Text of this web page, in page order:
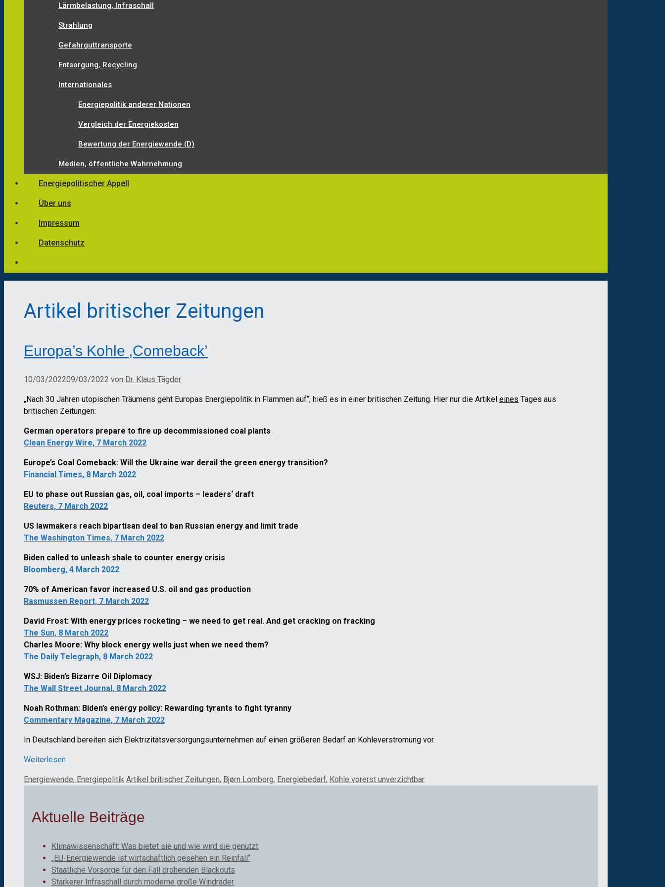
Lärmbelastung, Infraschall
Strahlung
Gefahrguttransporte
Entsorgung, Recycling
Internationales
Energiepolitik anderer Nationen
Vergleich der Energiekosten
Bewertung der Energiewende (D)
Medien, öffentliche Wahrnehmung
Energiepolitischer Appell
Über uns
Impressum
Datenschutz
Artikel britischer Zeitungen
Europa’s Kohle ‚Comeback’
10/03/202209/03/2022 von Dr. Klaus Tägder
„Nach 30 Jahren utopischen Träumens geht Europas Energiepolitik in Flammen auf“, hieß es in einer britischen Zeitung. Hier nur die Artikel eines Tages aus
britischen Zeitungen:
German operators prepare to fire up decommissioned coal plants
Clean Energy Wire, 7 March 2022
Europe’s Coal Comeback: Will the Ukraine war derail the green energy transition?
Financial Times, 8 March 2022
EU to phase out Russian gas, oil, coal imports – leaders‘ draft
Reuters, 7 March 2022
US lawmakers reach bipartisan deal to ban Russian energy and limit trade
The Washington Times, 7 March 2022
Biden called to unleash shale to counter energy crisis
Bloomberg, 4 March 2022
70% of American favor increased U.S. oil and gas production
Rasmussen Report, 7 March 2022
David Frost: With energy prices rocketing – we need to get real. And get cracking on fracking
The Sun, 8 March 2022
Charles Moore: Why block energy wells just when we need them?
The Daily Telegraph, 8 March 2022
WSJ: Biden’s Bizarre Oil Diplomacy
The Wall Street Journal, 8 March 2022
Noah Rothman: Biden’s energy policy: Rewarding tyrants to fight tyranny
Commentary Magazine, 7 March 2022
In Deutschland bereiten sich Elektrizitätsversorgungsunternehmen auf einen größeren Bedarf an Kohleverstromung vor.
Weiterlesen
Kategorien
Energiewende; Energiepolitik Schlagwörter
Artikel britischer Zeitungen, Bjørn Lomborg, Energiebedarf, Kohle vorerst unverzichtbar
Aktuelle Beiträge
Klimawissenschaft: Was bietet sie und wie wird sie genutzt
„EU-Energiewende ist wirtschaftlich gesehen ein Reinfall“
Staatliche Vorsorge für den Fall drohenden Blackouts
Stärkerer Infraschall durch moderne große Windräder